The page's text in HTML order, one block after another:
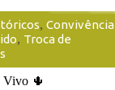
, Convivência
, Troca de
Vivo 🌵